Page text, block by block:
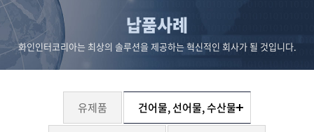
납품사례
화인인터코리아는 최상의 솔루션을 제공하는 혁신적인 회사가 될 것입니다.
유제품 건어물, 선어물, 수산물